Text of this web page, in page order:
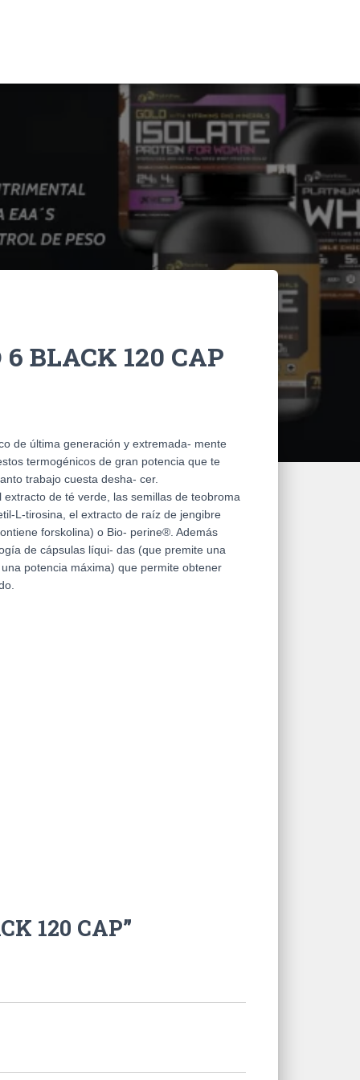
BLACK 120 CAP
de última generación y extremada- mente
termogénicos de gran potencia que te
trabajo cuesta desha- cer.
de té verde, las semillas de teobroma
L-tirosina, el extracto de raíz de jengibre
forskolina) o Bio- perine®. Además
de cápsulas líqui- das (que premite una
potencia máxima) que permite obtener
120 CAP”